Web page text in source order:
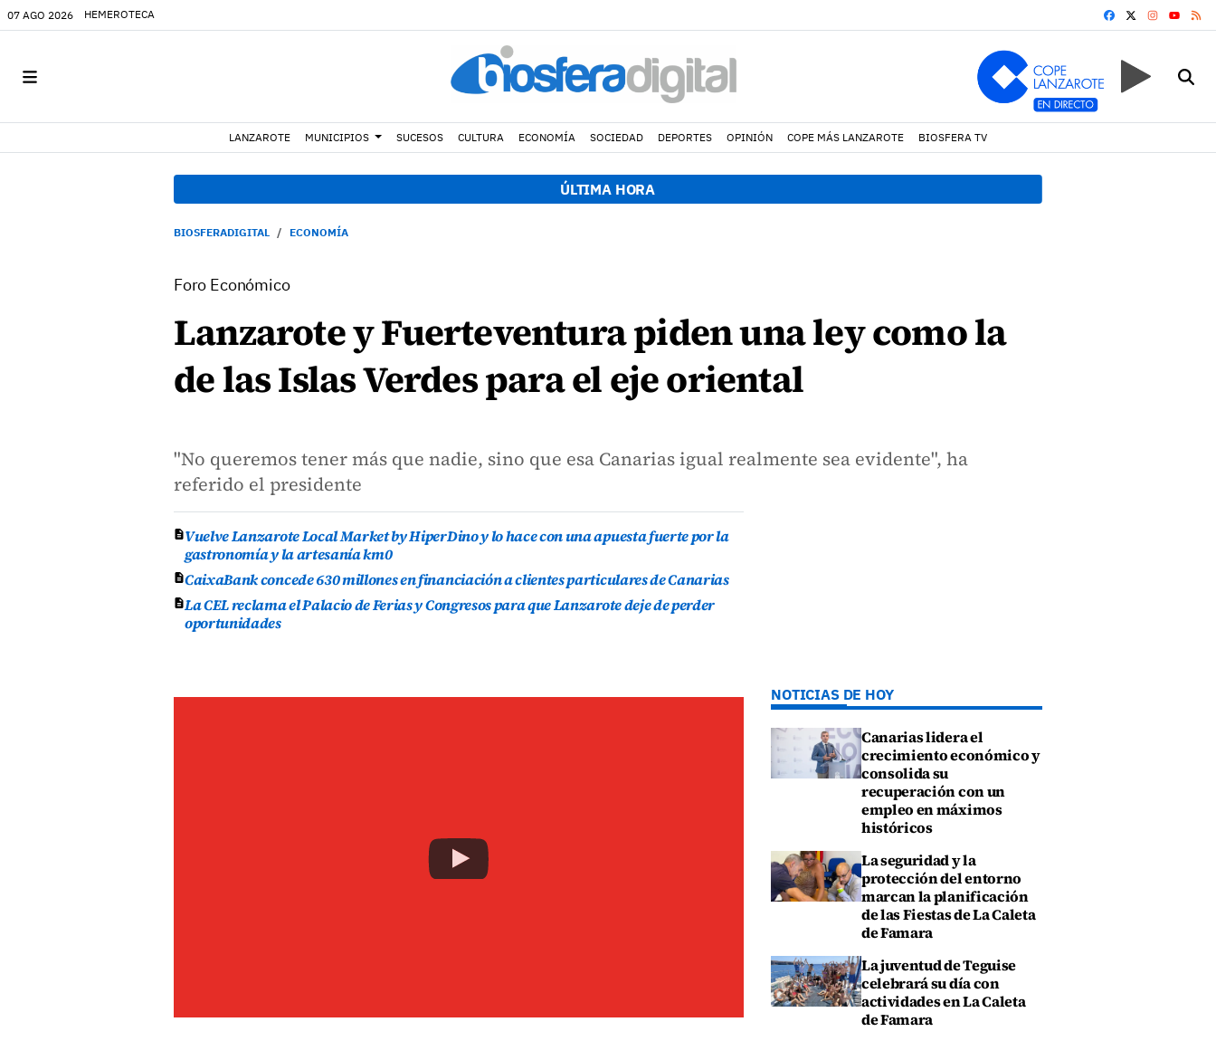
07 AGO 2026 HEMEROTECA FACEBOOK
YOUTUBE
LANZAROTE MUNICIPIOS SUCESOS CULTURA ECONOMÍA SOCIEDAD DEPORTES OPINIÓN COPE MÁS LANZAROTE BIOSFERA TV
ÚLTIMA HORA
BIOSFERADIGITAL ECONOMÍA
Foro Económico
Lanzarote y Fuerteventura piden una ley como la
de las Islas Verdes para el eje oriental
"No queremos tener más que nadie, sino que esa Canarias igual realmente sea evidente", ha
referido el presidente
Vuelve Lanzarote Local Market by HiperDino y lo hace con una apuesta fuerte por la
gastronomía y la artesanía km0
CaixaBank concede 630 millones en financiación a clientes particulares de Canarias
La CEL reclama el Palacio de Ferias y Congresos para que Lanzarote deje de perder
oportunidades
NOTICIAS DE HOY
Canarias lidera el
crecimiento económico y
consolida su
recuperación con un
empleo en máximos
históricos
La seguridad y la
protección del entorno
marcan la planificación
de las Fiestas de La Caleta
de Famara
La juventud de Teguise
celebrará su día con
actividades en La Caleta
de Famara